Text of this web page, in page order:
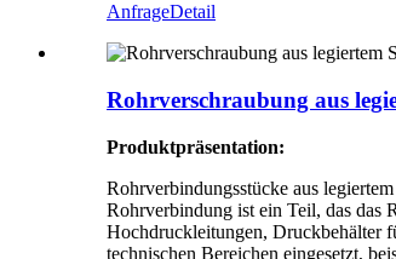
AnfrageDetail
Rohrverschraubung aus
Produktpräsentation:
Rohrverbindungsstücke aus
Rohrverbindung ist ein Teil, das das
Hochdruckleitungen, Druckbehälter
technischen Bereichen eingesetzt,